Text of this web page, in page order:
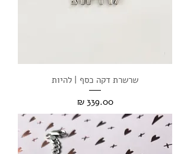
שרשרת דקה כסף | להיות
מחיר‏339.00 ‏₪